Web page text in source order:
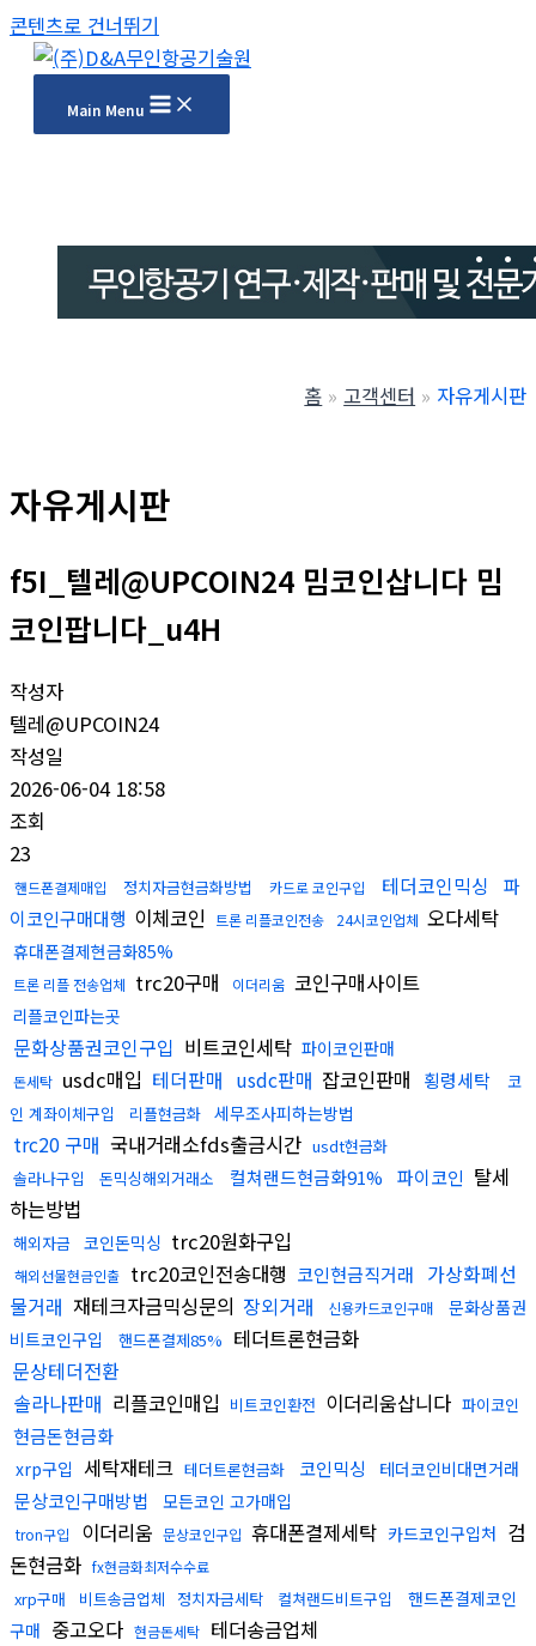
콘텐츠로 건너뛰기
Main Menu
홈 고객센터 자유게시판
자유게시판
f5I_텔레@UPCOIN24 밈코인삽니다 밈
코인팝니다_u4H
작성자
텔레@UPCOIN24
작성일
2026-06-04 18:58
조회
23
핸드폰결제매입 정치자금현금화방법 카드로 코인구입 테더코인믹싱
파
이코인구매대행 이체코인 트론 리플코인전송 24시코인업체 오다세탁
휴대폰결제현금화85%
트론 리플 전송업체 trc20구매 이더리움 코인구매사이트
리플코인파는곳
문화상품권코인구입 비트코인세탁 파이코인판매
돈세탁 usdc매입 테더판매 usdc판매 잡코인판매 횡령세탁
코
인 계좌이체구입
리플현금화 세무조사피하는방법
trc20 구매 국내거래소fds출금시간 usdt현금화
솔라나구입
돈믹싱해외거래소 컬쳐랜드현금화91% 파이코인 탈세
하는방법
해외자금 코인돈믹싱 trc20원화구입
해외선물현금인출 trc20코인전송대행 코인현금직거래
가상화폐선
물거래 재테크자금믹싱문의 장외거래 신용카드코인구매
문화상품권
비트코인구입
핸드폰결제85% 테더트론현금화
문상테더전환
솔라나판매 리플코인매입 비트코인환전 이더리움삽니다 파이코인
현금돈현금화
xrp구입 세탁재테크 테더트론현금화 코인믹싱 테더코인비대면거래
문상코인구매방법 모든코인 고가매입
tron구입 이더리움 문상코인구입 휴대폰결제세탁 카드코인구입처 검
돈현금화 fx현금화최저수수료
xrp구매 비트송금업체 정치자금세탁 컬쳐랜드비트구입
핸드폰결제코인
구매 중고오다 현금돈세탁 테더송금업체